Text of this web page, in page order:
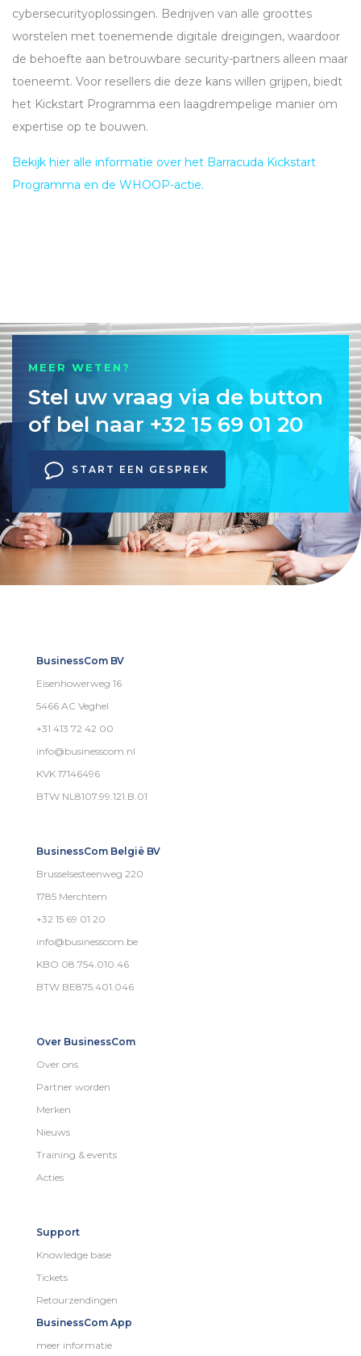
cybersecurityoplossingen. Bedrijven van alle groottes
worstelen met toenemende digitale dreigingen, waardoor
de behoefte aan betrouwbare security-partners alleen maar
toeneemt. Voor resellers die deze kans willen grijpen, biedt
het Kickstart Programma een laagdrempelige manier om
expertise op te bouwen.
Bekijk hier alle informatie over het Barracuda Kickstart
Programma en de WHOOP-actie.
MEER WETEN?
Stel uw vraag via de button
of bel naar +32 15 69 01 20
START EEN GESPREK
BusinessCom BV
Eisenhowerweg 16
5466 AC Veghel
+31 413 72 42 00
info@businesscom.nl
KVK 17146496
BTW NL8107.99.121.B.01
BusinessCom België BV
Brusselsesteenweg 220
1785 Merchtem
+32 15 69 01 20
info@businesscom.be
KBO 08.754.010.46
BTW BE875.401.046
Over BusinessCom
Over ons
Partner worden
Merken
Nieuws
Training & events
Acties
Support
Knowledge base
Tickets
Retourzendingen
BusinessCom App
meer informatie